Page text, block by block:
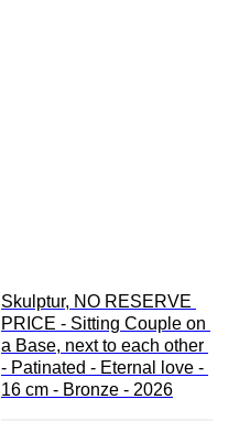
Skulptur, NO RESERVE
PRICE - Sitting Couple on
a Base, next to each other
- Patinated - Eternal love -
16 cm - Bronze - 2026